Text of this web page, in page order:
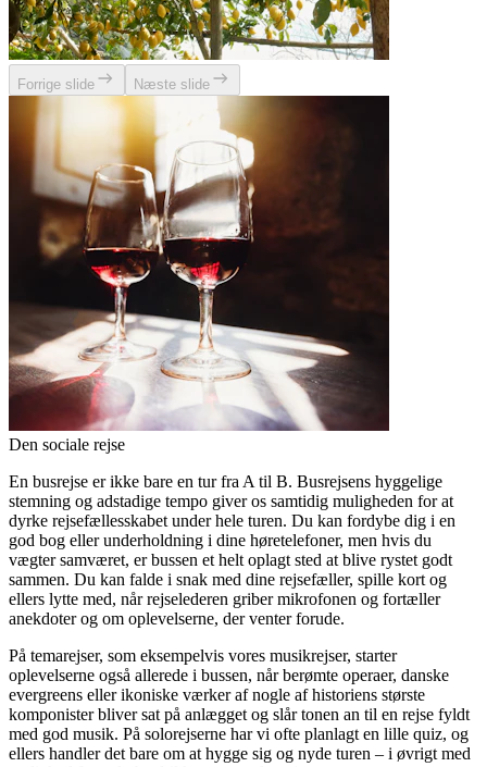
Forrige slide Næste slide
Den sociale rejse
En busrejse er ikke bare en tur fra A til B. Busrejsens hyggelige
stemning og adstadige tempo giver os samtidig muligheden for at
dyrke rejsefællesskabet under hele turen. Du kan fordybe dig i en
god bog eller underholdning i dine høretelefoner, men hvis du
vægter samværet, er bussen et helt oplagt sted at blive rystet godt
sammen. Du kan falde i snak med dine rejsefæller, spille kort og
ellers lytte med, når rejselederen griber mikrofonen og fortæller
anekdoter og om oplevelserne, der venter forude.
På temarejser, som eksempelvis vores musikrejser, starter
oplevelserne også allerede i bussen, når berømte operaer, danske
evergreens eller ikoniske værker af nogle af historiens største
komponister bliver sat på anlægget og slår tonen an til en rejse fyldt
med god musik. På solorejserne har vi ofte planlagt en lille quiz, og
ellers handler det bare om at hygge sig og nyde turen – i øvrigt med